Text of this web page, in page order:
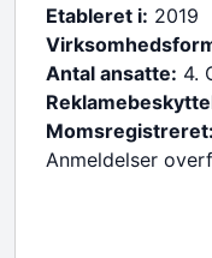
Etableret i: 2019
Antal ansatte: 4.
Momsregistreret:
Anmeldelser